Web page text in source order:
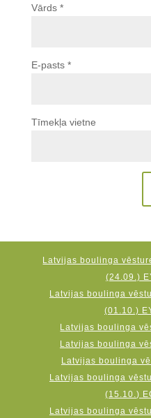
Vārds *
E-pasts *
Tīmekļa vietne
Latvijas boulinga
(24.09.)
Latvijas boulinga
(01.10.)
Latvijas boulinga
Latvijas boulinga
Latvijas boulinga
Latvijas boulinga
(15.10.)
Latvijas boulinga